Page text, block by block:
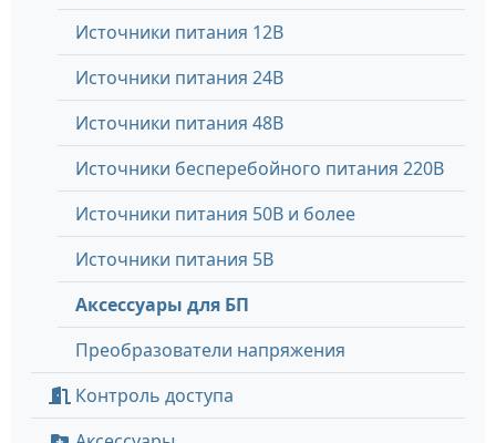
Источники питания 12В
Источники питания 24В
Источники питания 48В
Источники бесперебойного питания 220В
Источники питания 50В и более
Источники питания 5В
Аксессуары для БП
Преобразователи напряжения
Контроль доступа